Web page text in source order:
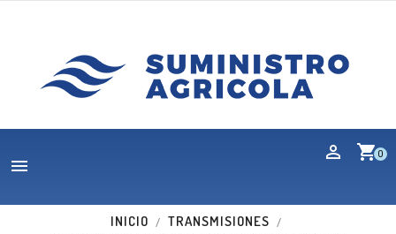
shopping_cart0

INICIO
TRANSMISIONES